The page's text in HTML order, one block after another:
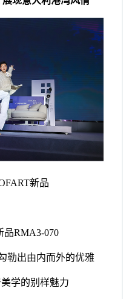
新品
品RMA3-070
勒出由内而外的优雅
学的别样魅力